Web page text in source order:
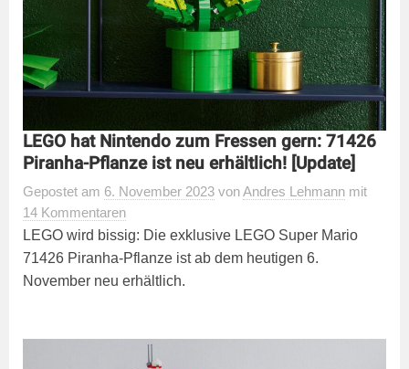
LEGO hat Nintendo zum Fressen gern: 71426
Piranha-Pflanze ist neu erhältlich! [Update]
Gepostet am 6. November 2023 vonAndres Lehmann mit
14 Kommentaren
LEGO wird bissig: Die exklusive LEGO Super Mario
71426 Piranha-Pflanze ist ab dem heutigen 6.
November neu erhältlich.